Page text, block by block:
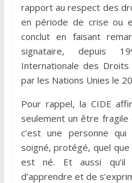
rapport au respect des
en période de crise ou
conclut en faisant
signataire, depuis
Internationale des Droits
par les Nations Unies le
Pour rappel, la CIDE
seulement un être fragile
c’est une personne
soigné, protégé, quel
est né. Et aussi
d’apprendre et de